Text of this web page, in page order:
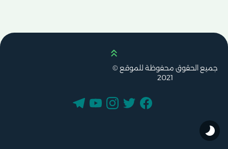
Scroll up
جميع الحقوق محفوظة للموقع ©
2021